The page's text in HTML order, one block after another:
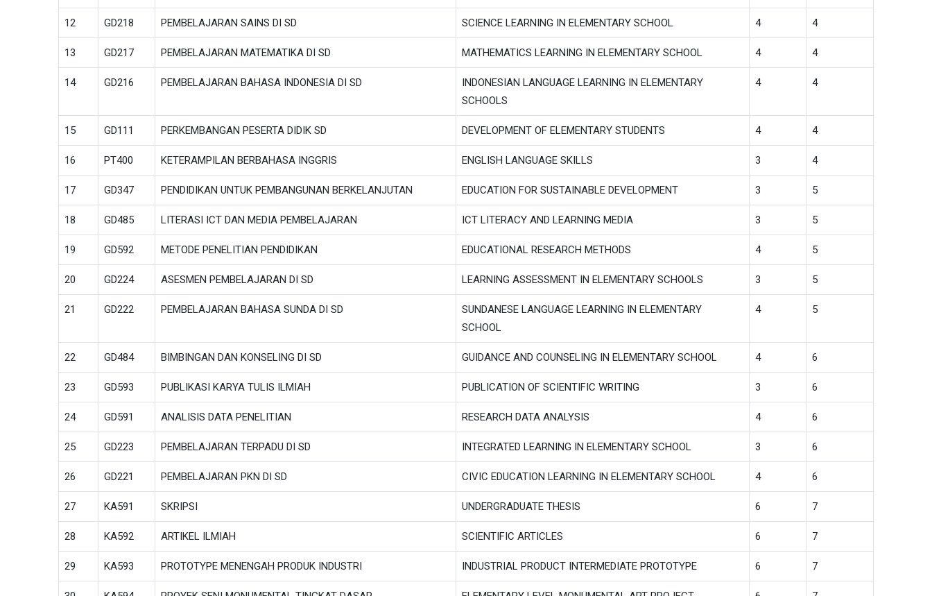
12 GD218 PEMBELAJARAN SAINS DI SD SCIENCE LEARNING IN ELEMENTARY SCHOOL 4 4
13 GD217 PEMBELAJARAN MATEMATIKA DI SD MATHEMATICS LEARNING IN ELEMENTARY SCHOOL 4 4
14 GD216 PEMBELAJARAN BAHASA INDONESIA DI SD
INDONESIAN LANGUAGE LEARNING IN ELEMENTARY
SCHOOLS
4 4
15 GD111 PERKEMBANGAN PESERTA DIDIK SD DEVELOPMENT OF ELEMENTARY STUDENTS 4 4
16 PT400 KETERAMPILAN BERBAHASA INGGRIS ENGLISH LANGUAGE SKILLS 3 4
17 GD347 PENDIDIKAN UNTUK PEMBANGUNAN BERKELANJUTAN EDUCATION FOR SUSTAINABLE DEVELOPMENT 3 5
18 GD485 LITERASI ICT DAN MEDIA PEMBELAJARAN ICT LITERACY AND LEARNING MEDIA 3 5
19 GD592 METODE PENELITIAN PENDIDIKAN EDUCATIONAL RESEARCH METHODS 4 5
20 GD224 ASESMEN PEMBELAJARAN DI SD LEARNING ASSESSMENT IN ELEMENTARY SCHOOLS 3 5
21 GD222 PEMBELAJARAN BAHASA SUNDA DI SD
SUNDANESE LANGUAGE LEARNING IN ELEMENTARY
SCHOOL
4 5
22 GD484 BIMBINGAN DAN KONSELING DI SD GUIDANCE AND COUNSELING IN ELEMENTARY SCHOOL 4 6
23 GD593 PUBLIKASI KARYA TULIS ILMIAH PUBLICATION OF SCIENTIFIC WRITING 3 6
24 GD591 ANALISIS DATA PENELITIAN RESEARCH DATA ANALYSIS 4 6
25 GD223 PEMBELAJARAN TERPADU DI SD INTEGRATED LEARNING IN ELEMENTARY SCHOOL 3 6
26 GD221 PEMBELAJARAN PKN DI SD CIVIC EDUCATION LEARNING IN ELEMENTARY SCHOOL 4 6
27 KA591 SKRIPSI UNDERGRADUATE THESIS 6 7
28 KA592 ARTIKEL ILMIAH SCIENTIFIC ARTICLES 6 7
29 KA593 PROTOTYPE MENENGAH PRODUK INDUSTRI INDUSTRIAL PRODUCT INTERMEDIATE PROTOTYPE 6 7